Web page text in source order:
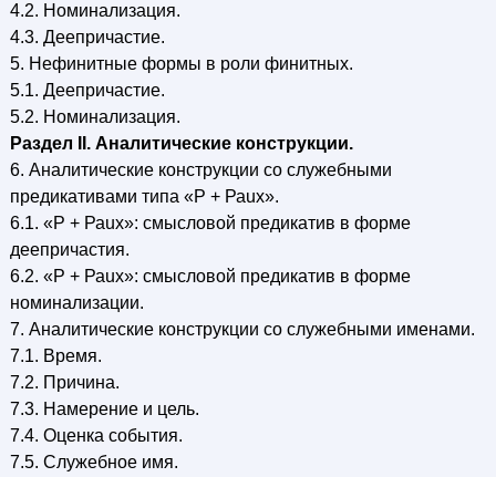
4.2. Номинализация.
4.3. Деепричастие.
5. Нефинитные формы в роли финитных.
5.1. Деепричастие.
5.2. Номинализация.
Раздел II. Аналитические конструкции.
6. Аналитические конструкции со служебными
предикативами типа «Р + Раuх».
6.1. «Р + Раuх»: смысловой предикатив в форме
деепричастия.
6.2. «Р + Раuх»: смысловой предикатив в форме
номинализации.
7. Аналитические конструкции со служебными именами.
7.1. Время.
7.2. Причина.
7.3. Намерение и цель.
7.4. Оценка события.
7.5. Служебное имя.